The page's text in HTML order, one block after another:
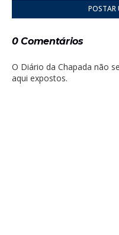
POSTAR
0 Comentários
O Diário da Chapada não
aqui expostos.